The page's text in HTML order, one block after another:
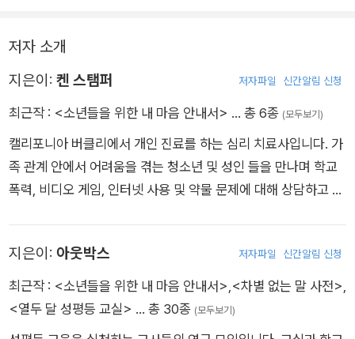
꼭지는 한국어판에서만 만날 수 있는 특별함이다. 초등학교 현장
에서 성평등 교육에 앞장서 온 경험을 토대로 내 안의 고정관념과
더 찾아볼 만한 자료들을 엄선하여 소개한다.
저자 소개
지은이: 켄 스탬퍼 저자파일 신간알림 신청
최근작 : <소년들을 위한 내 마음 안내서> … 총 6종 (모두보기)
캘리포니아 버클리에서 개인 진료를 하는 심리 치료사입니다. 가
족 관계 안에서 어려움을 겪는 청소년 및 성인 들을 만나며 학교
폭력, 비디오 게임, 인터넷 사용 및 약물 문제에 대해 상담하고 있
을 지원했습니다. 캘리포니아 통합학문 연구소에서 통합 상담 심
리학 석사 학위를 받았으며, 캘리포니아 결혼 및 가족 치료사 협
회의 회원입니다. 켄의 홈페이지 kenstampertherapy.com에
지은이: 아웃박스 저자파일 신간알림 신청
최근작 : <소년들을 위한 내 마음 안내서>,<차별 없는 말 사전>,
<열두 달 성평등 교실> … 총 30종 (모두보기)